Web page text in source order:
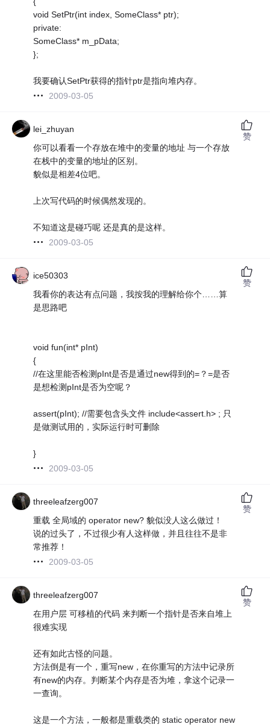
void SetPtr(int index, SomeClass* ptr);
private:
SomeClass* m_pData;
};
我要确认SetPtr获得的指针ptr是指向堆内存。
2009-03-05
lei_zhuyan
你可以看看一个存放在堆中的变量的地址 与一个存放
在栈中的变量的地址的区别。
貌似是相差4位吧。
上次写代码的时候偶然发现的。
不知道这是碰巧呢 还是真的是这样。
2009-03-05
赞
ice50303
我看你的表达有点问题，我按我的理解给你个……算
是思路吧
void fun(int* pInt)
{
//在这里能否检测pInt是否是通过new得到的=？=是否
是想检测pInt是否为空呢？
assert(pInt); //需要包含头文件 include<assert.h> ; 只
是做测试用的，实际运行时可删除
}
2009-03-05
赞
threeleafzerg007
重载 全局域的 operator new? 貌似没人这么做过！
说的过头了，不过很少有人这样做，并且往往不是非
常推荐！
2009-03-05
赞
threeleafzerg007
在用户层 可移植的代码 来判断一个指针是否来自堆上
很难实现
还有如此古怪的问题。
方法倒是有一个，重写new，在你重写的方法中记录所
有new的内存。判断某个内存是否为堆，拿这个记录一
一查询。
这是一个方法，一般都是重载类的 static operator new
赞